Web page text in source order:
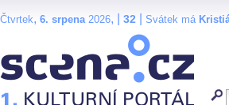
Čtvrtek, 6. srpena2026, | 32 Svátek má